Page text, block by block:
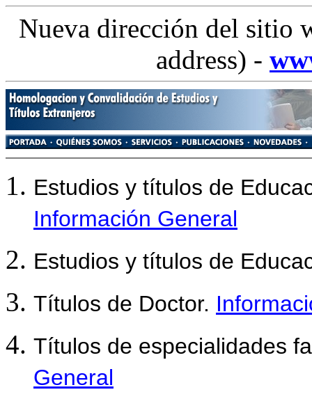
Nueva dirección del sitio
address) -
Estudios y títulos de
Información General
Estudios y títulos de
Títulos de Doctor.
Títulos de especialidades
General